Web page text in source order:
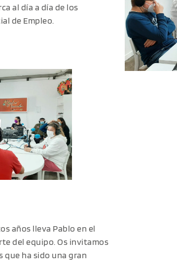
al día a día de los
de Empleo.
años lleva Pablo en el
del equipo. Os invitamos
que ha sido una gran